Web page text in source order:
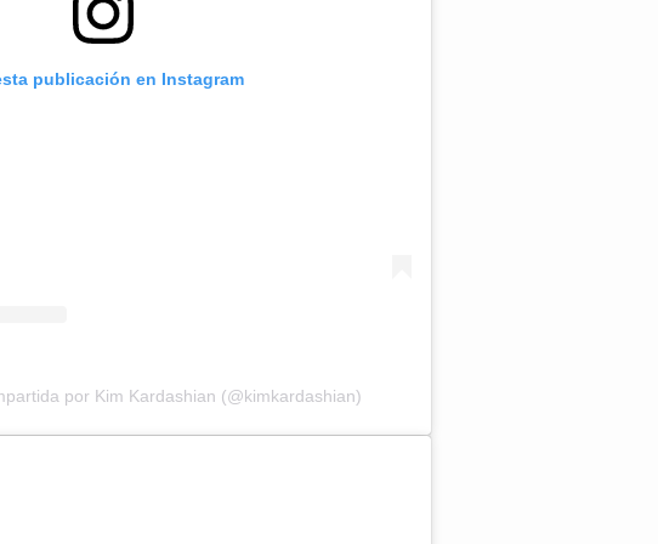
publicación en Instagram
por Kim Kardashian (@kimkardashian)